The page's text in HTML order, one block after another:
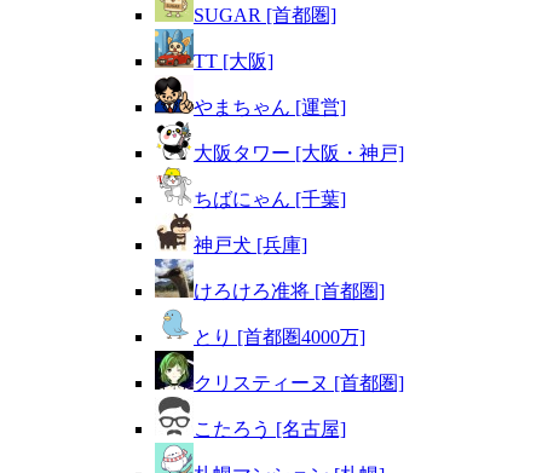
SUGAR [首都圏]
TT [大阪]
やまちゃん [運営]
大阪タワー [大阪・神戸]
ちばにゃん [千葉]
神戸犬 [兵庫]
けろけろ准将 [首都圏]
とり [首都圏4000万]
クリスティーヌ [首都圏]
こたろう [名古屋]